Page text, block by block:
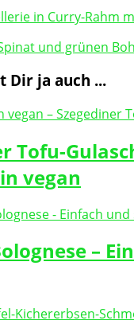
und grünen
Dir ja auch ...
Tofu-
vegan
–